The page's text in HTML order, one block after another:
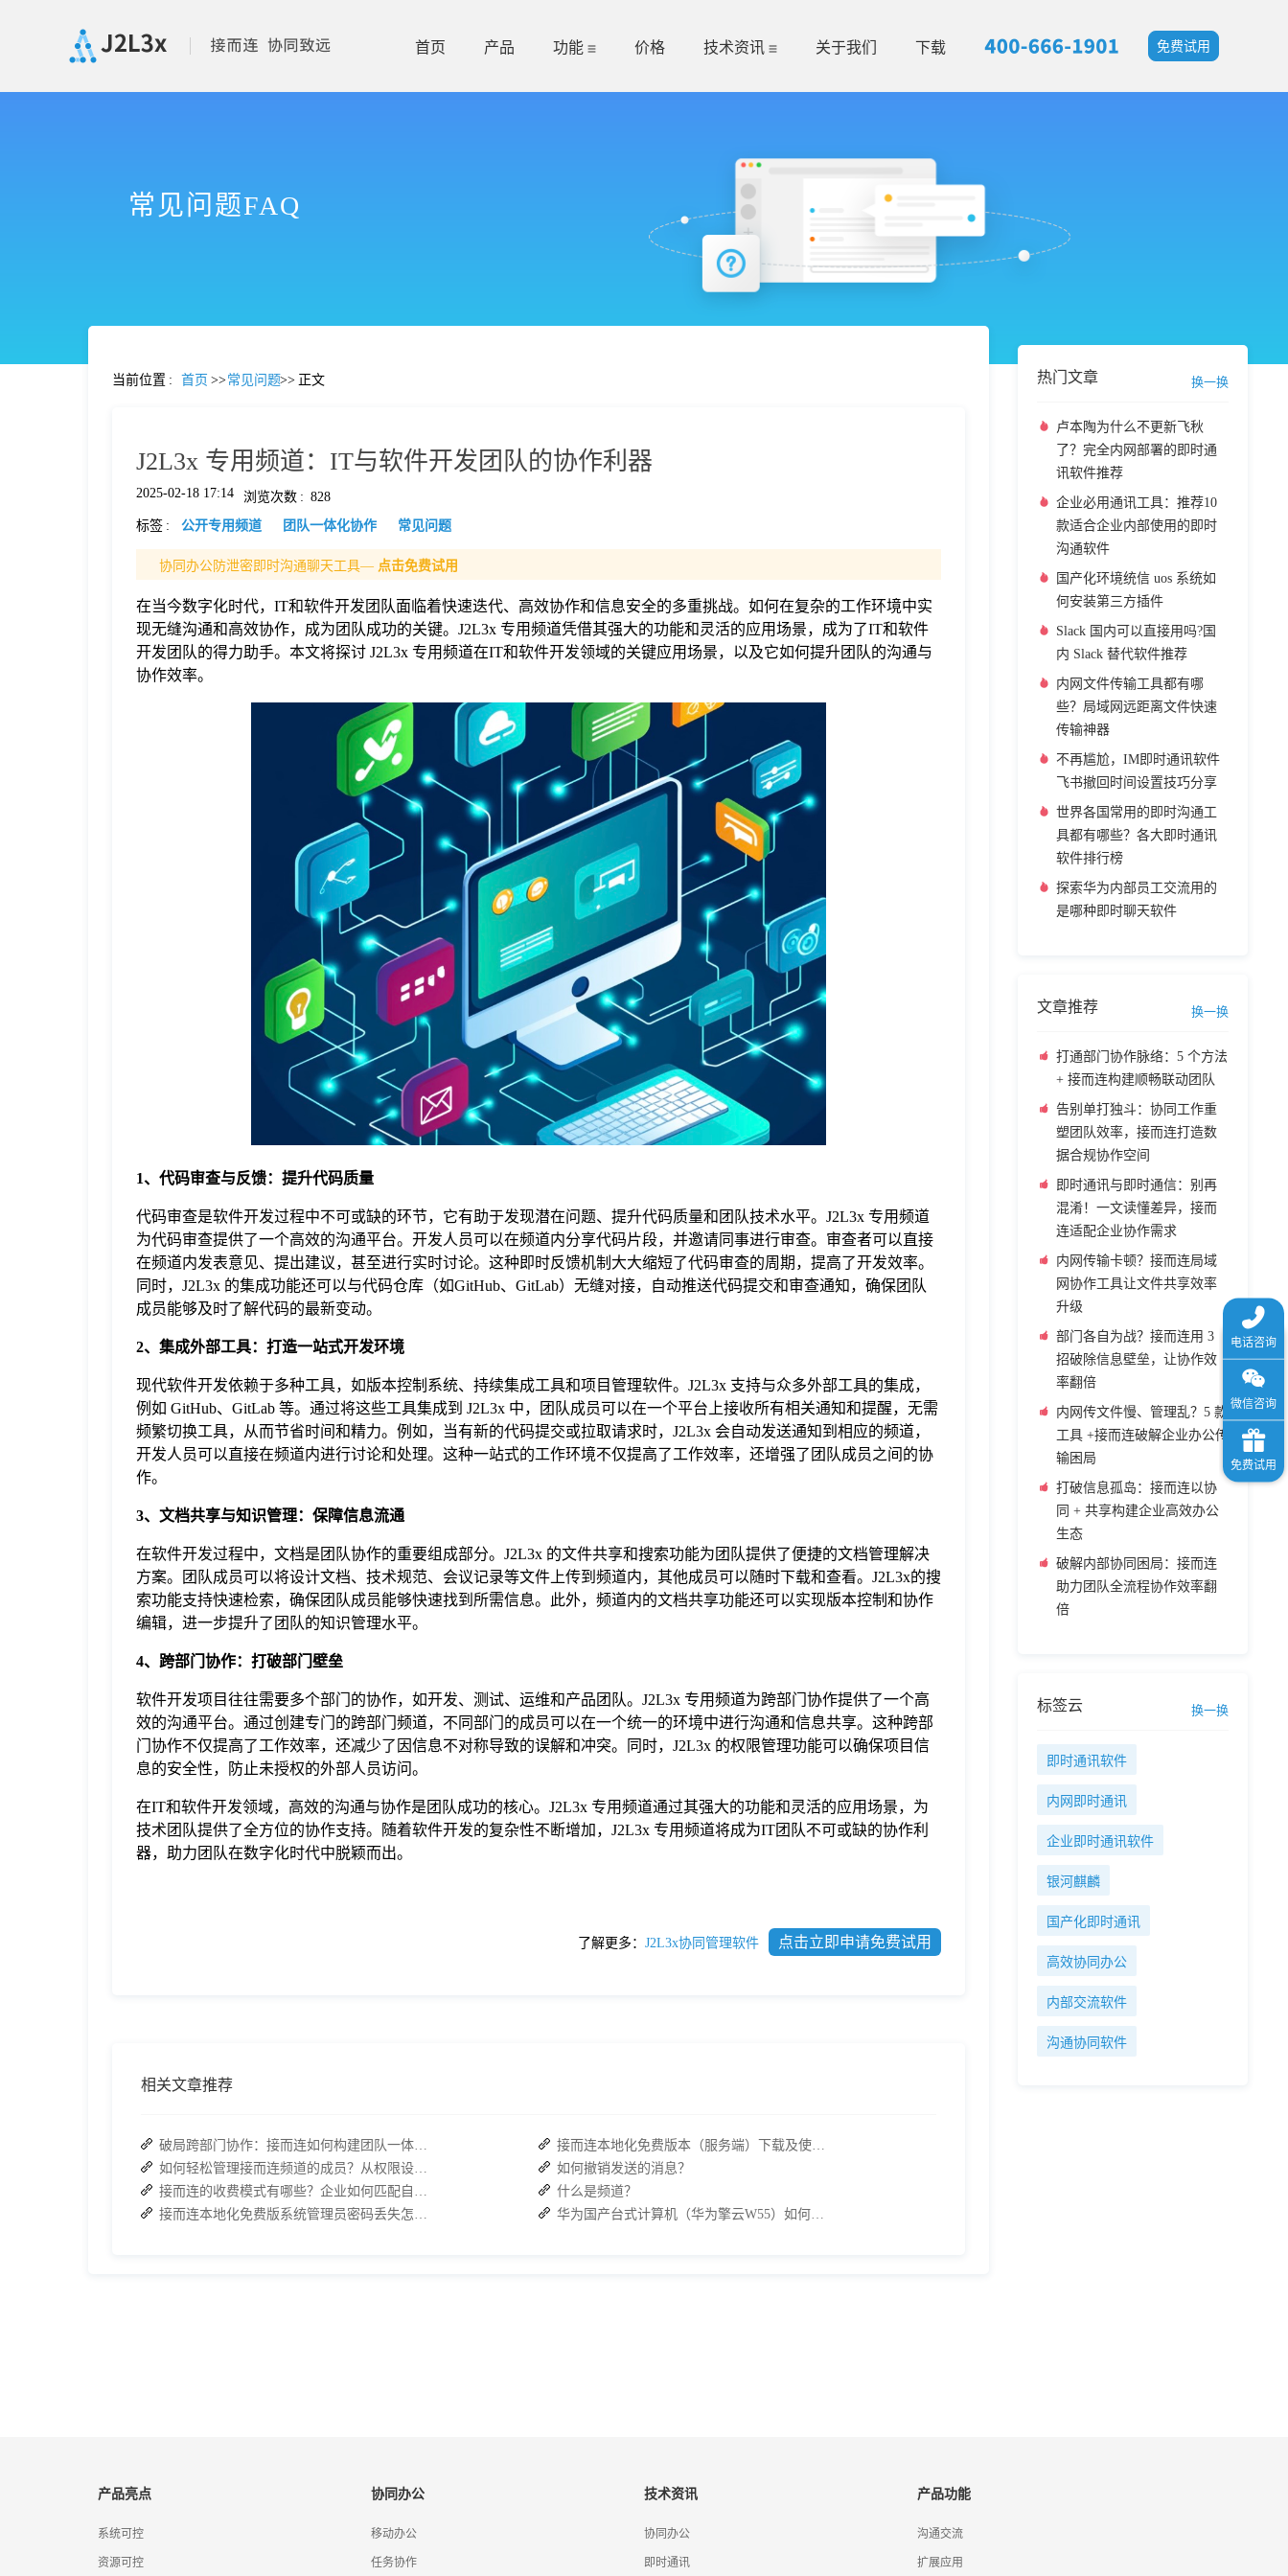
首页 产品 功能 价格 技术资讯 关于我们 下载 免费试用
常见问题FAQ
当前位置 : 首页 >>常见问题>> 正文
J2L3x 专用频道：IT与软件开发团队的协作利器
2025-02-18 17:14 浏览次数 : 828
标签 : 公开专用频道 团队一体化协作 常见问题
协同办公防泄密即时沟通聊天工具— 点击免费试用
在当今数字化时代，IT和软件开发团队面临着快速迭代、高效协作和信息安全的多重挑战。如何在复杂的工作环境中实
现无缝沟通和高效协作，成为团队成功的关键。J2L3x 专用频道凭借其强大的功能和灵活的应用场景，成为了IT和软件
开发团队的得力助手。本文将探讨 J2L3x 专用频道在IT和软件开发领域的关键应用场景，以及它如何提升团队的沟通与
协作效率。
1、代码审查与反馈：提升代码质量
代码审查是软件开发过程中不可或缺的环节，它有助于发现潜在问题、提升代码质量和团队技术水平。J2L3x 专用频道
为代码审查提供了一个高效的沟通平台。开发人员可以在频道内分享代码片段，并邀请同事进行审查。审查者可以直接
在频道内发表意见、提出建议，甚至进行实时讨论。这种即时反馈机制大大缩短了代码审查的周期，提高了开发效率。
同时，J2L3x 的集成功能还可以与代码仓库（如GitHub、GitLab）无缝对接，自动推送代码提交和审查通知，确保团队
成员能够及时了解代码的最新变动。
2、集成外部工具：打造一站式开发环境
现代软件开发依赖于多种工具，如版本控制系统、持续集成工具和项目管理软件。J2L3x 支持与众多外部工具的集成，
例如 GitHub、GitLab 等。通过将这些工具集成到 J2L3x 中，团队成员可以在一个平台上接收所有相关通知和提醒，无需
频繁切换工具，从而节省时间和精力。例如，当有新的代码提交或拉取请求时，J2L3x 会自动发送通知到相应的频道，
开发人员可以直接在频道内进行讨论和处理。这种一站式的工作环境不仅提高了工作效率，还增强了团队成员之间的协
作。
3、文档共享与知识管理：保障信息流通
在软件开发过程中，文档是团队协作的重要组成部分。J2L3x 的文件共享和搜索功能为团队提供了便捷的文档管理解决
方案。团队成员可以将设计文档、技术规范、会议记录等文件上传到频道内，其他成员可以随时下载和查看。J2L3x的搜
索功能支持快速检索，确保团队成员能够快速找到所需信息。此外，频道内的文档共享功能还可以实现版本控制和协作
编辑，进一步提升了团队的知识管理水平。
4、跨部门协作：打破部门壁垒
软件开发项目往往需要多个部门的协作，如开发、测试、运维和产品团队。J2L3x 专用频道为跨部门协作提供了一个高
效的沟通平台。通过创建专门的跨部门频道，不同部门的成员可以在一个统一的环境中进行沟通和信息共享。这种跨部
门协作不仅提高了工作效率，还减少了因信息不对称导致的误解和冲突。同时，J2L3x 的权限管理功能可以确保项目信
息的安全性，防止未授权的外部人员访问。
在IT和软件开发领域，高效的沟通与协作是团队成功的核心。J2L3x 专用频道通过其强大的功能和灵活的应用场景，为
技术团队提供了全方位的协作支持。随着软件开发的复杂性不断增加，J2L3x 专用频道将成为IT团队不可或缺的协作利
器，助力团队在数字化时代中脱颖而出。
了解更多： J2L3x协同管理软件 点击立即申请免费试用
相关文章推荐
破局跨部门协作：接而连如何构建团队一体化运行新格局
如何轻松管理接而连频道的成员？从权限设置到高效协作全指南
接而连的收费模式有哪些？企业如何匹配自身需求？
接而连本地化免费版系统管理员密码丢失怎么办？两种解决方案帮你快速恢复权限
接而连本地化免费版本（服务端）下载及使用操作手册
如何撤销发送的消息？
什么是频道？
华为国产台式计算机（华为擎云W55）如何下载 J2L3x 客户端
热门文章 换一换
卢本陶为什么不更新飞秋
了？完全内网部署的即时通
讯软件推荐
企业必用通讯工具：推荐10
款适合企业内部使用的即时
沟通软件
国产化环境统信 uos 系统如
何安装第三方插件
Slack 国内可以直接用吗?国
内 Slack 替代软件推荐
内网文件传输工具都有哪
些？局域网远距离文件快速
传输神器
不再尴尬，IM即时通讯软件
飞书撤回时间设置技巧分享
世界各国常用的即时沟通工
具都有哪些？各大即时通讯
软件排行榜
探索华为内部员工交流用的
是哪种即时聊天软件
文章推荐 换一换
打通部门协作脉络：5 个方法
+ 接而连构建顺畅联动团队
告别单打独斗：协同工作重
塑团队效率，接而连打造数
据合规协作空间
即时通讯与即时通信：别再
混淆！一文读懂差异，接而
连适配企业协作需求
内网传输卡顿？接而连局域
网协作工具让文件共享效率
升级
部门各自为战？接而连用 3
招破除信息壁垒，让协作效
率翻倍
内网传文件慢、管理乱？5 款
工具 +接而连破解企业办公传
输困局
打破信息孤岛：接而连以协
同 + 共享构建企业高效办公
生态
破解内部协同困局：接而连
助力团队全流程协作效率翻
倍
标签云 换一换
即时通讯软件
内网即时通讯
企业即时通讯软件
银河麒麟
国产化即时通讯
高效协同办公
内部交流软件
沟通协同软件
产品亮点
系统可控
资源可控
协同办公
移动办公
任务协作
技术资讯
协同办公
即时通讯
产品功能
沟通交流
扩展应用